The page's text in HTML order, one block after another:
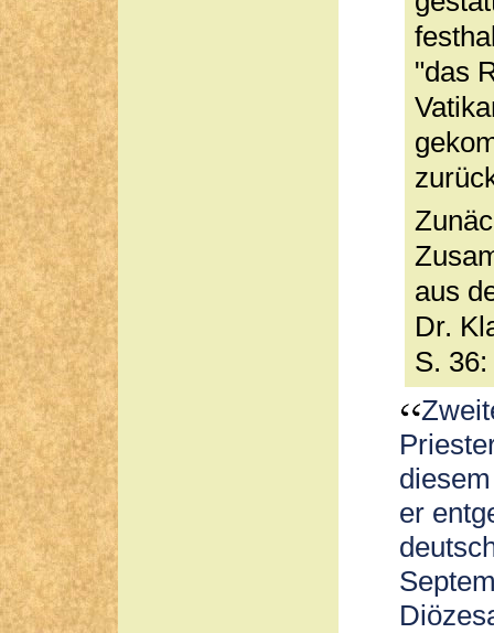
"das
aus
Dr.
S. 36:
er